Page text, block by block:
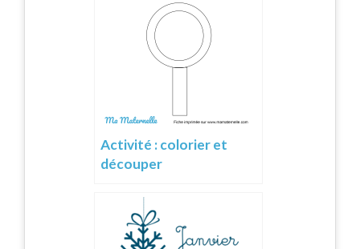
Activité : colorier et
découper